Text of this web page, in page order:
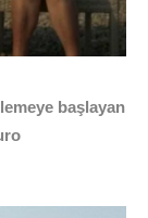
başlayan